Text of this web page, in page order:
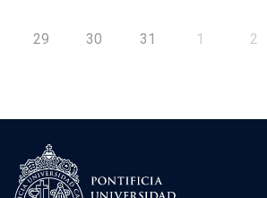
29 30 31 1 2